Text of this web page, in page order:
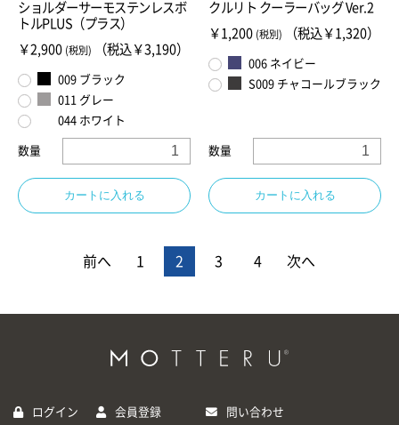
ショルダーサーモステンレスボ
トルPLUS（プラス）
￥2,900 (税別) （税込￥3,190）
009 ブラック
011 グレー
044 ホワイト
数量
カートに入れる
クルリト クーラーバッグ Ver.2
￥1,200 (税別) （税込￥1,320）
006 ネイビー
S009 チャコールブラック
数量
カートに入れる
前へ 1 2 3 4 次へ
ログイン 会員登録 問い合わせ